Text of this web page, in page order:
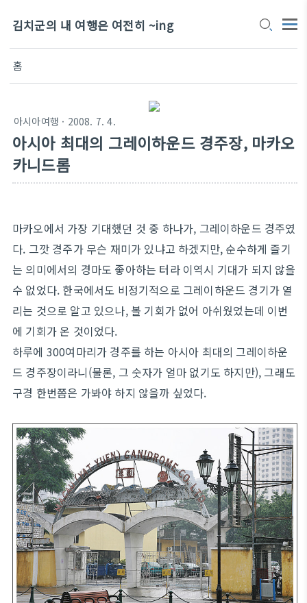
김치군의 내 여행은 여전히 ~ing
홈
아시아여행 · 2008. 7. 4.
아시아 최대의 그레이하운드 경주장, 마카오
카니드롬
마카오에서 가장 기대했던 것 중 하나가, 그레이하운드 경주였
다. 그깟 경주가 무슨 재미가 있냐고 하겠지만, 순수하게 즐기
는 의미에서의 경마도 좋아하는 터라 이역시 기대가 되지 않을
수 없었다. 한국에서도 비정기적으로 그레이하운드 경기가 열
리는 것으로 알고 있으나, 볼 기회가 없어 아쉬웠었는데 이번
에 기회가 온 것이었다.
하루에 300여마리가 경주를 하는 아시아 최대의 그레이하운
드 경주장이라니(물론, 그 숫자가 얼마 없기도 하지만), 그래도
구경 한번쯤은 가봐야 하지 않을까 싶었다.